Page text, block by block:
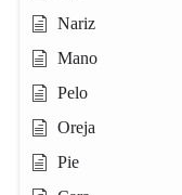
Nariz
Mano
Pelo
Oreja
Pie